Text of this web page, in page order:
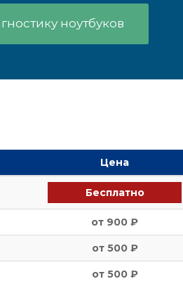
ноутбуков
Цена
Бесплатно
от 900 ₽
от 500 ₽
от 500 ₽